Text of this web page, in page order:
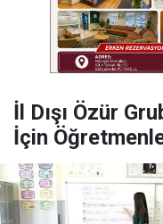
İl Dışı Özür
İçin